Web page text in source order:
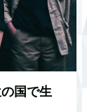
国で生